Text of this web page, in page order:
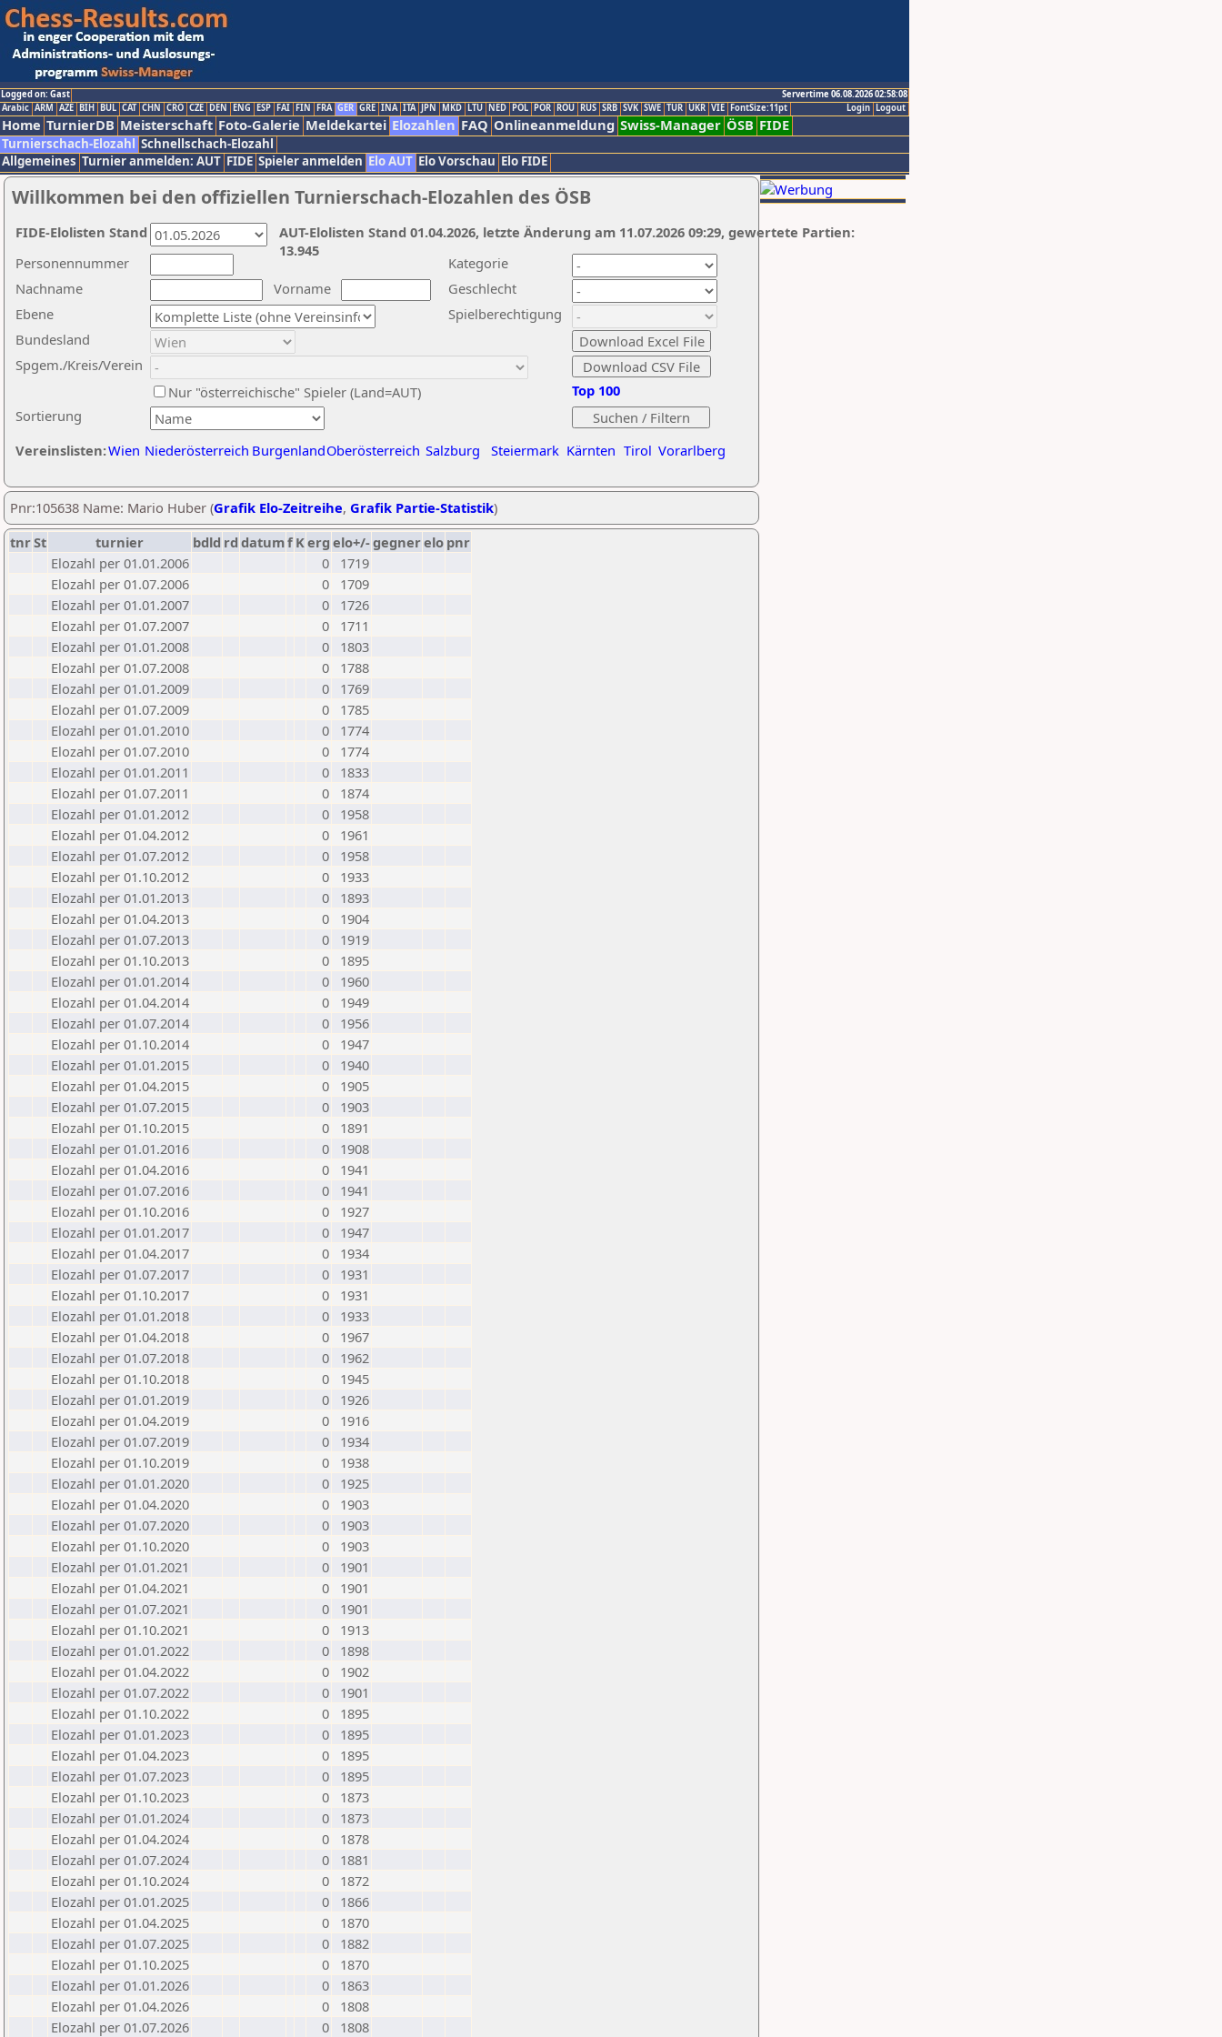
Logged on: Gast
Servertime 06.08.2026 02:58:08
Logout
Login
Arabic ARM AZE BIH BUL CAT CHN CRO CZE DEN ENG ESP FAI FIN FRA GER GRE INA ITA JPN MKD LTU NED POL POR ROU RUS SRB SVK SWE TUR UKR VIE FontSize:11pt
Home TurnierDB Meisterschaft Foto-Galerie Meldekartei Elozahlen FAQ Onlineanmeldung Swiss-Manager ÖSB FIDE
Turnierschach-Elozahl Schnellschach-Elozahl
Allgemeines Turnier anmelden: AUT FIDE Spieler anmelden Elo AUT Elo Vorschau Elo FIDE
Willkommen bei den offiziellen Turnierschach-Elozahlen des ÖSB
Nachname
Vorname
Ebene
Kategorie
Sortierung
Personennummer
Bundesland
Spgem./Kreis/Verein
Geschlecht
Nur "österreichische" Spieler (Land=AUT)
Spielberechtigung
Vereinslisten:Wien Niederösterreich BurgenlandOberösterreich Salzburg Steiermark Kärnten Tirol Vorarlberg
Top 100
AUT-Elolisten Stand 01.04.2026, letzte Änderung am 11.07.2026 09:29, gewertete Partien:
13.945
FIDE-Elolisten Stand
Pnr:105638 Name: Mario Huber (Grafik Elo-Zeitreihe, Grafik Partie-Statistik)
tnrSt turnier bdld rd datumf Kerg elo+/-gegnerelo pnr
Elozahl per 01.01.2006
0
1719
Elozahl per 01.07.2006
0
1709
Elozahl per 01.01.2007
0
1726
Elozahl per 01.07.2007
0
1711
Elozahl per 01.01.2008
0
1803
Elozahl per 01.07.2008
0
1788
Elozahl per 01.01.2009
0
1769
Elozahl per 01.07.2009
0
1785
Elozahl per 01.01.2010
0
1774
Elozahl per 01.07.2010
0
1774
Elozahl per 01.01.2011
0
1833
Elozahl per 01.07.2011
0
1874
Elozahl per 01.01.2012
0
1958
Elozahl per 01.04.2012
0
1961
Elozahl per 01.07.2012
0
1958
Elozahl per 01.10.2012
0
1933
Elozahl per 01.01.2013
0
1893
Elozahl per 01.04.2013
0
1904
Elozahl per 01.07.2013
0
1919
Elozahl per 01.10.2013
0
1895
Elozahl per 01.01.2014
0
1960
Elozahl per 01.04.2014
0
1949
Elozahl per 01.07.2014
0
1956
Elozahl per 01.10.2014
0
1947
Elozahl per 01.01.2015
0
1940
Elozahl per 01.04.2015
0
1905
Elozahl per 01.07.2015
0
1903
Elozahl per 01.10.2015
0
1891
Elozahl per 01.01.2016
0
1908
Elozahl per 01.04.2016
0
1941
Elozahl per 01.07.2016
0
1941
Elozahl per 01.10.2016
0
1927
Elozahl per 01.01.2017
0
1947
Elozahl per 01.04.2017
0
1934
Elozahl per 01.07.2017
0
1931
Elozahl per 01.10.2017
0
1931
Elozahl per 01.01.2018
0
1933
Elozahl per 01.04.2018
0
1967
Elozahl per 01.07.2018
0
1962
Elozahl per 01.10.2018
0
1945
Elozahl per 01.01.2019
0
1926
Elozahl per 01.04.2019
0
1916
Elozahl per 01.07.2019
0
1934
Elozahl per 01.10.2019
0
1938
Elozahl per 01.01.2020
0
1925
Elozahl per 01.04.2020
0
1903
Elozahl per 01.07.2020
0
1903
Elozahl per 01.10.2020
0
1903
Elozahl per 01.01.2021
0
1901
Elozahl per 01.04.2021
0
1901
Elozahl per 01.07.2021
0
1901
Elozahl per 01.10.2021
0
1913
Elozahl per 01.01.2022
0
1898
Elozahl per 01.04.2022
0
1902
Elozahl per 01.07.2022
0
1901
Elozahl per 01.10.2022
0
1895
Elozahl per 01.01.2023
0
1895
Elozahl per 01.04.2023
0
1895
Elozahl per 01.07.2023
0
1895
Elozahl per 01.10.2023
0
1873
Elozahl per 01.01.2024
0
1873
Elozahl per 01.04.2024
0
1878
Elozahl per 01.07.2024
0
1881
Elozahl per 01.10.2024
0
1872
Elozahl per 01.01.2025
0
1866
Elozahl per 01.04.2025
0
1870
Elozahl per 01.07.2025
0
1882
Elozahl per 01.10.2025
0
1870
Elozahl per 01.01.2026
0
1863
Elozahl per 01.04.2026
0
1808
Elozahl per 01.07.2026
0 1808